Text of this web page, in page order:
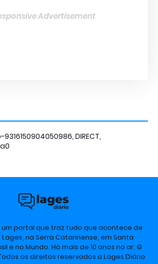
Advertisement
DIRECT,
um portal que traz tudo que acontece de
na Serra Catarinense, em Santa
e no Mundo. Há mais de 10 anos no ar. ©
os direitos reservados a Lages Diário